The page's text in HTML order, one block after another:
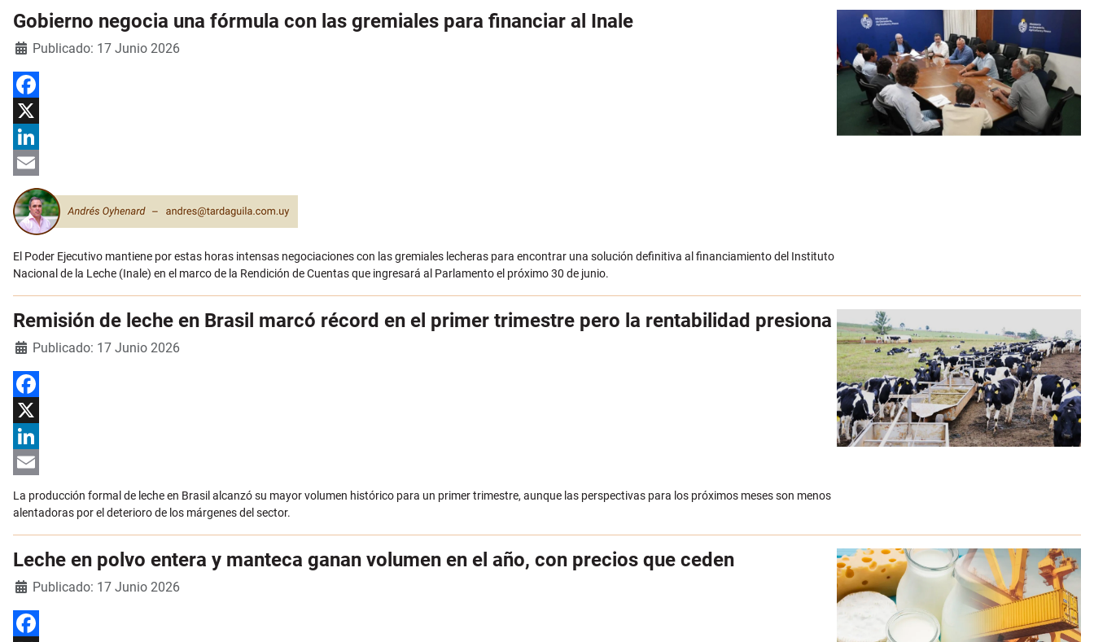
Gobierno negocia una fórmula con las gremiales para financiar al Inale
DetallesPublicado: 17 Junio 2026
Facebook
X
LinkedIn
Email
El Poder Ejecutivo mantiene por estas horas intensas negociaciones con las gremiales lecheras para encontrar una solución definitiva al financiamiento del Instituto
Nacional de la Leche (Inale) en el marco de la Rendición de Cuentas que ingresará al Parlamento el próximo 30 de junio.
Remisión de leche en Brasil marcó récord en el primer trimestre pero la rentabilidad presiona
DetallesPublicado: 17 Junio 2026
Facebook
X
LinkedIn
La producción formal de leche en Brasil alcanzó su mayor volumen histórico para un primer trimestre, aunque las perspectivas para los próximos meses son menos
alentadoras por el deterioro de los márgenes del sector.
Leche en polvo entera y manteca ganan volumen en el año, con precios que ceden
DetallesPublicado: 17 Junio 2026